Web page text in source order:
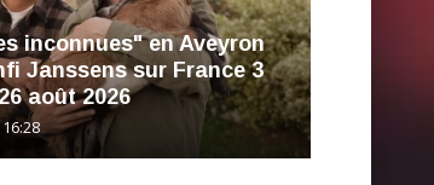
inconnues" en Aveyron
Janssens sur France 3
août 2026